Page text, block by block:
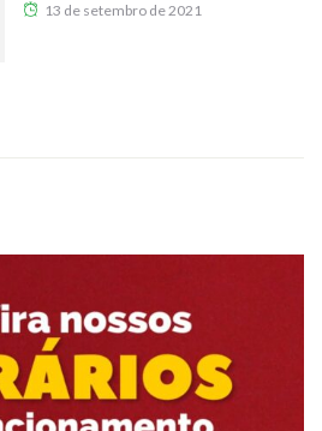
13 de setembro de 2021